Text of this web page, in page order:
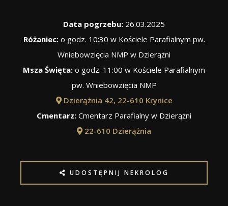
Data pogrzebu: 26.03.2025
Różaniec:o godz. 10:30 w Kościele Parafialnym pw.
Wniebowzięcia NMP w Dzierążni
Msza Święta: o godz. 11:00 w Kościele Parafialnym
pw. Wniebowzięcia NMP
Dzierążnia 42, 22-610 Krynice
Cmentarz: Cmentarz Parafialny w Dzierążni
22-610 Dzierążnia
UDOSTĘPNIJ NEKROLOG